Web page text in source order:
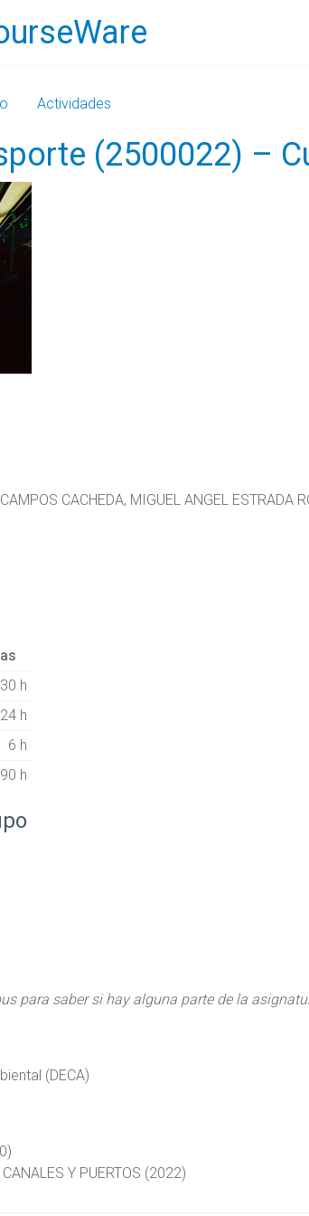
Actividades
(2500022) –
CACHEDA, MIGUEL ANGEL ESTRADA
30 h
24 h
6 h
90 h
para saber si hay alguna parte de la
(DECA)
Y PUERTOS (2022)